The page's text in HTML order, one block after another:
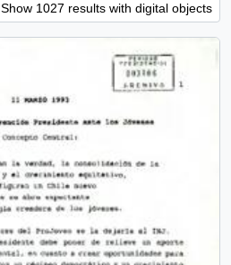
Show 1027 results with digital objects